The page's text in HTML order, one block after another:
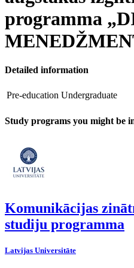
programma
Detailed information
Pre-education Undergraduate
Study programs you might be
Komunikācijas
studiju programma
Latvijas Universitāte